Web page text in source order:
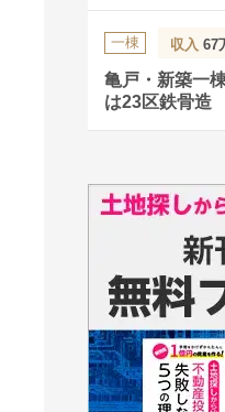
一棟 収入 67
亀戸・新築一
は23区鉄骨造